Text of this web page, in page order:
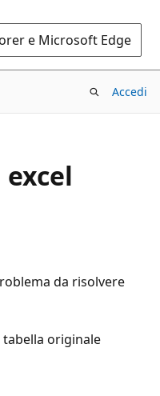
e Microsoft Edge
Accedi
excel
da risolvere
tabella originale